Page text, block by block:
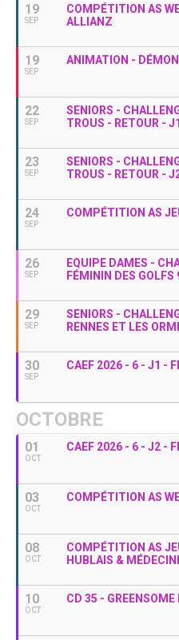
19
SEP
COMPÉTITION AS
ALLIANZ
19
SEP
ANIMATION -
22
SEP
SENIORS -
TROUS - RETOUR -
23
SEP
SENIORS -
TROUS - RETOUR -
24
SEP
COMPÉTITION AS
26
SEP
EQUIPE DAMES -
FÉMININ DES
29
SEP
SENIORS -
RENNES ET LES
30
SEP
CAEF 2026 - 6 - J1 -
OCTOBRE
01
OCT
CAEF 2026 - 6 - J2 -
03
OCT
COMPÉTITION AS
08
OCT
COMPÉTITION AS
HUBLAIS &
10
OCT
CD 35 -